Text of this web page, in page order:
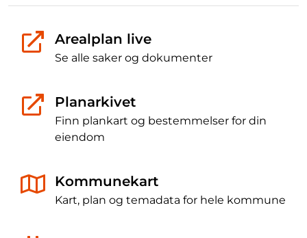
Arealplan live
Se alle saker og dokumenter
Planarkivet
Finn plankart og bestemmelser for din
eiendom
Kommunekart
Kart, plan og temadata for hele kommune